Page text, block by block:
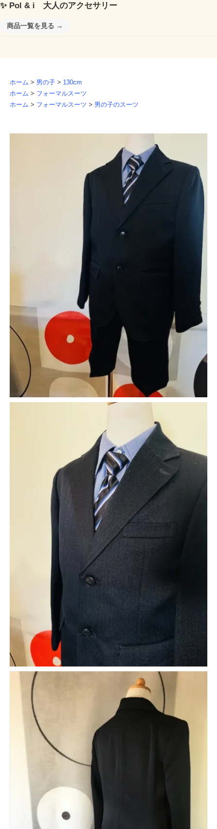
✨ Pol & i 大人のアクセサリー
商品一覧を見る →
ホーム > 男の子 > 130cm
ホーム > フォーマルスーツ
ホーム > フォーマルスーツ > 男の子のスーツ